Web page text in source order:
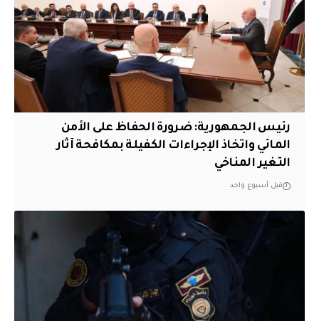
رئيس الجمهورية: ضرورة الحفاظ على الأمن
المائي واتخاذ الإجراءات الكفيلة بمكافحة آثار
التغير المناخي
قبل أسبوع واحد